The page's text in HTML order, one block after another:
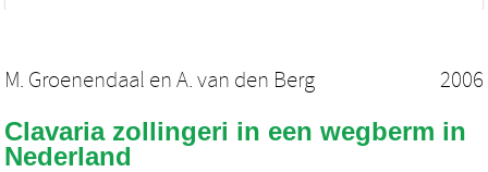
M. Groenendaal en A. van den Berg 2006
Clavaria zollingeri in een wegberm in
Nederland